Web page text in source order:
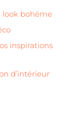
look bohème
inspirations
d’intérieur